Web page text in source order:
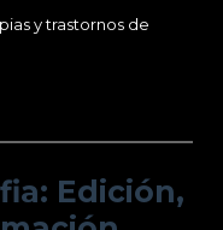
y trastornos de
Edición,